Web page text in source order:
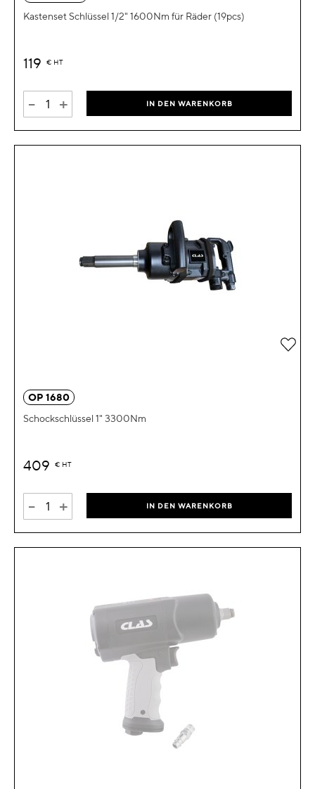
Kastenset Schlüssel 1/2" 1600Nm für Räder (19pcs)
119 € HT
- + IN DEN WARENKORB
OP 1680
Schockschlüssel 1" 3300Nm
409 € HT
- + IN DEN WARENKORB
Zur